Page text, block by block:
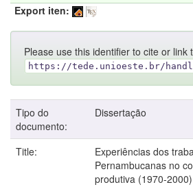
Export iten:
Please use this identifier to cite or link
https://tede.unioeste.br/
Tipo do
documento:
Dissertação
Title:
Experiências dos
Pernambucanas no
produtiva (1970-2000)